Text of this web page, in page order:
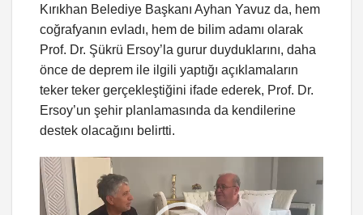
Kırıkhan Belediye Başkanı Ayhan Yavuz da, hem
coğrafyanın evladı, hem de bilim adamı olarak
Prof. Dr. Şükrü Ersoy’la gurur duyduklarını, daha
önce de deprem ile ilgili yaptığı açıklamaların
teker teker gerçekleştiğini ifade ederek, Prof. Dr.
Ersoy’un şehir planlamasında da kendilerine
destek olacağını belirtti.
Video
oynatıcı